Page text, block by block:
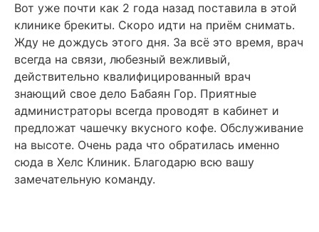
Вот уже почти как 2 года назад поставила в этой
клинике брекиты. Скоро идти на приём снимать.
Жду не дождусь этого дня. За всё это время, врач
всегда на связи, любезный вежливый,
действительно квалифицированный врач
знающий свое дело Бабаян Гор. Приятные
администраторы всегда проводят в кабинет и
предложат чашечку вкусного кофе. Обслуживание
на высоте. Очень рада что обратилась именно
сюда в Хелс Клиник. Благодарю всю вашу
замечательную команду.